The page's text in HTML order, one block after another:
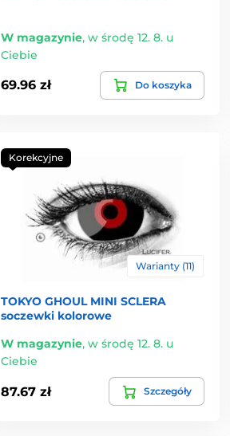
W magazynie, w środę 12. 8. u
Ciebie
69.96 zł Do koszyka
Korekcyjne
Warianty (11)
TOKYO GHOUL MINI SCLERA
soczewki kolorowe
W magazynie, w środę 12. 8. u
Ciebie
87.67 zł Szczegóły